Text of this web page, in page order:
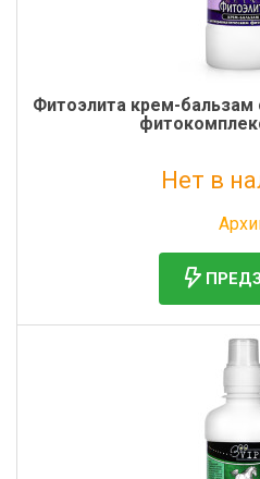
Фитоэлита крем-бальзам
Нет в